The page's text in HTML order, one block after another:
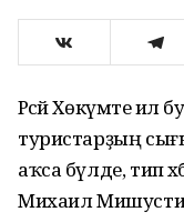
Рәсәй Хөкүмәте ил
туристарҙың
аҡса бүлде, тип
Михаил